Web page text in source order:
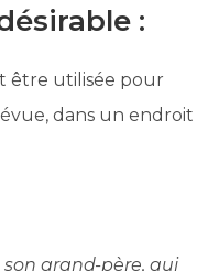
:
être utilisée pour
dans un endroit
son grand-père, qui